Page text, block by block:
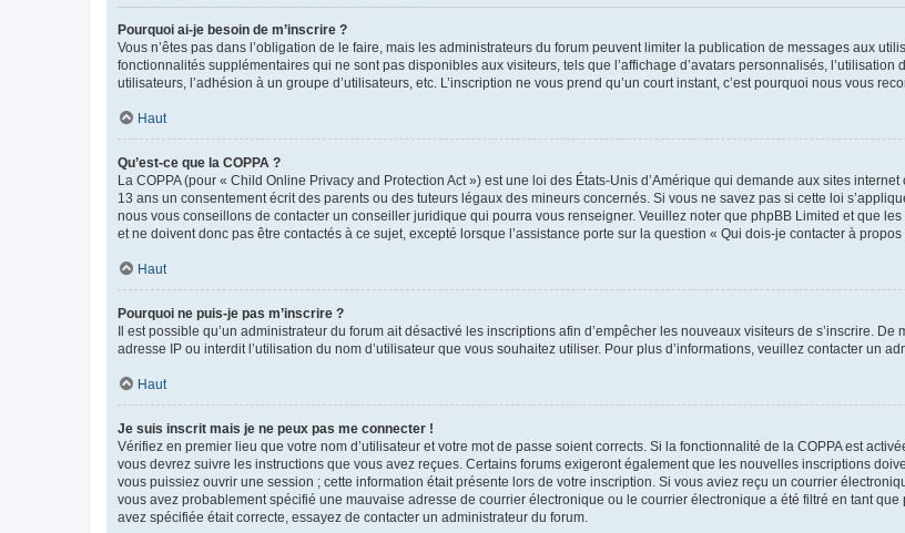
Pourquoi ai-je besoin de m’inscrire ?
Vous n’êtes pas dans l’obligation de le faire, mais les administrateurs du forum peuvent limiter la publication de messages aux
fonctionnalités supplémentaires qui ne sont pas disponibles aux visiteurs, tels que l’affichage d’avatars personnalisés,
utilisateurs, l’adhésion à un groupe d’utilisateurs, etc. L’inscription ne vous prend qu’un court instant, c’est pourquoi nous vous
Haut
Qu’est-ce que la COPPA ?
La COPPA (pour « Child Online Privacy and Protection Act ») est une loi des États-Unis d’Amérique qui demande aux sites
13 ans un consentement écrit des parents ou des tuteurs légaux des mineurs concernés. Si vous ne savez pas si cette loi
nous vous conseillons de contacter un conseiller juridique qui pourra vous renseigner. Veuillez noter que phpBB Limited et que
et ne doivent donc pas être contactés à ce sujet, excepté lorsque l’assistance porte sur la question « Qui dois-je contacter à
Haut
Pourquoi ne puis-je pas m’inscrire ?
Il est possible qu’un administrateur du forum ait désactivé les inscriptions afin d’empêcher les nouveaux visiteurs de s’inscrire.
adresse IP ou interdit l’utilisation du nom d’utilisateur que vous souhaitez utiliser. Pour plus d’informations, veuillez contacter un
Haut
Je suis inscrit mais je ne peux pas me connecter !
Vérifiez en premier lieu que votre nom d’utilisateur et votre mot de passe soient corrects. Si la fonctionnalité de la COPPA est
vous devrez suivre les instructions que vous avez reçues. Certains forums exigeront également que les nouvelles inscriptions
vous puissiez ouvrir une session ; cette information était présente lors de votre inscription. Si vous aviez reçu un courrier
vous avez probablement spécifié une mauvaise adresse de courrier électronique ou le courrier électronique a été filtré en tant
avez spécifiée était correcte, essayez de contacter un administrateur du forum.